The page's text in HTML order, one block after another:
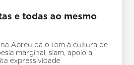
e todas ao mesmo
Abreu dá o tom à cultura de
marginal, slam, apoio a
expressividade